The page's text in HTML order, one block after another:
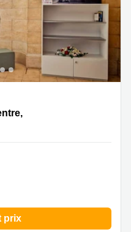
155 Cours Berriat,CS
prix